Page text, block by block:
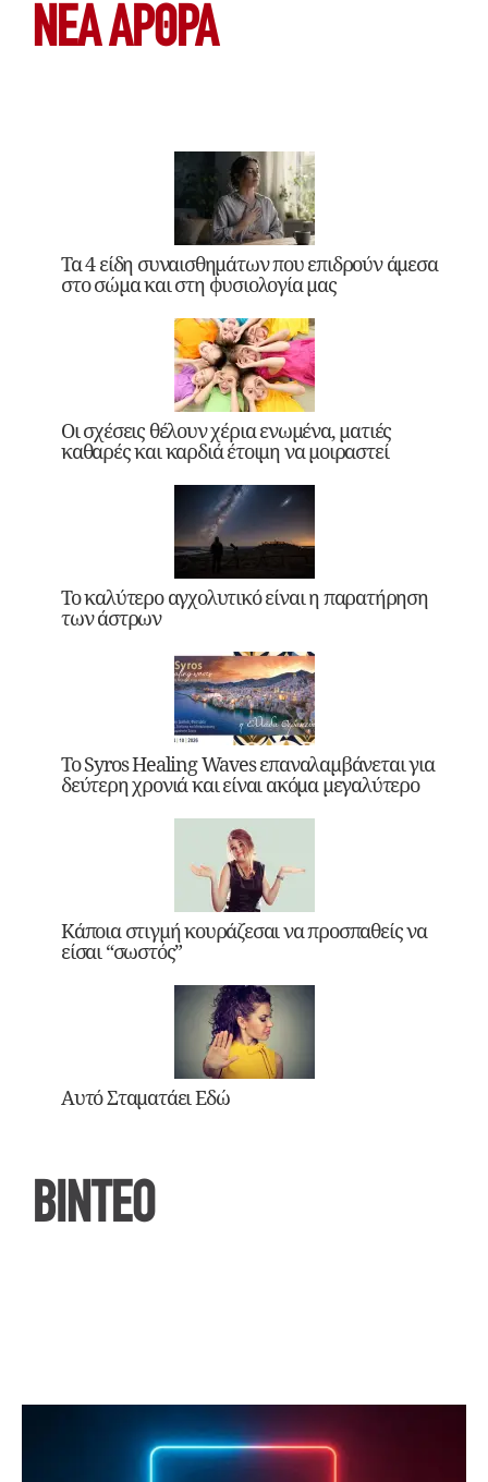
ΝΕΑ ΆΡΘΡΑ
Τα 4 είδη συναισθημάτων που επιδρούν άμεσα
στο σώμα και στη φυσιολογία μας
Οι σχέσεις θέλουν χέρια ενωμένα, ματιές
καθαρές και καρδιά έτοιμη να μοιραστεί
Το καλύτερο αγχολυτικό είναι η παρατήρηση
των άστρων
Το Syros Healing Waves επαναλαμβάνεται για
δεύτερη χρονιά και είναι ακόμα μεγαλύτερο
Κάποια στιγμή κουράζεσαι να προσπαθείς να
είσαι “σωστός”
Αυτό Σταματάει Εδώ
ΒΙΝΤΕΟ